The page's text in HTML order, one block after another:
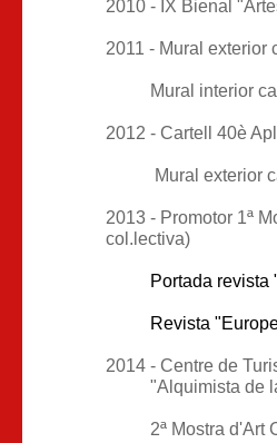
2010 - IX Bienal
2011 - Mural exterior
Mural interior
2012 - Cartell 40è
Mural exterior
2013 - Promotor 1ª
col.lectiva)
Portada revista
Revista
2014 - Centre de
"Alquimista de la
2ª Mostra d'Art